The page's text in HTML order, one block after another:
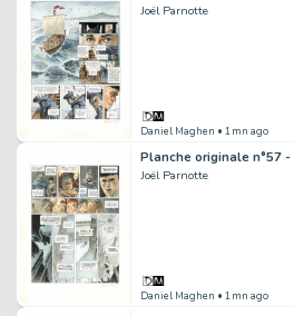
Joël Parnotte
Daniel Maghen • 1mn ago
Joël Parnotte
Daniel Maghen • 1mn ago